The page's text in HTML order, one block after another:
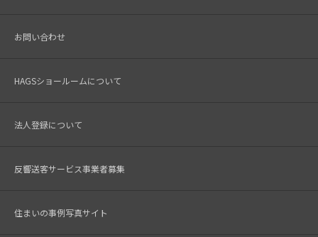
お問い合わせ
HAGSショールームについて
法人登録について
反響送客サービス事業者募集
住まいの事例写真サイト